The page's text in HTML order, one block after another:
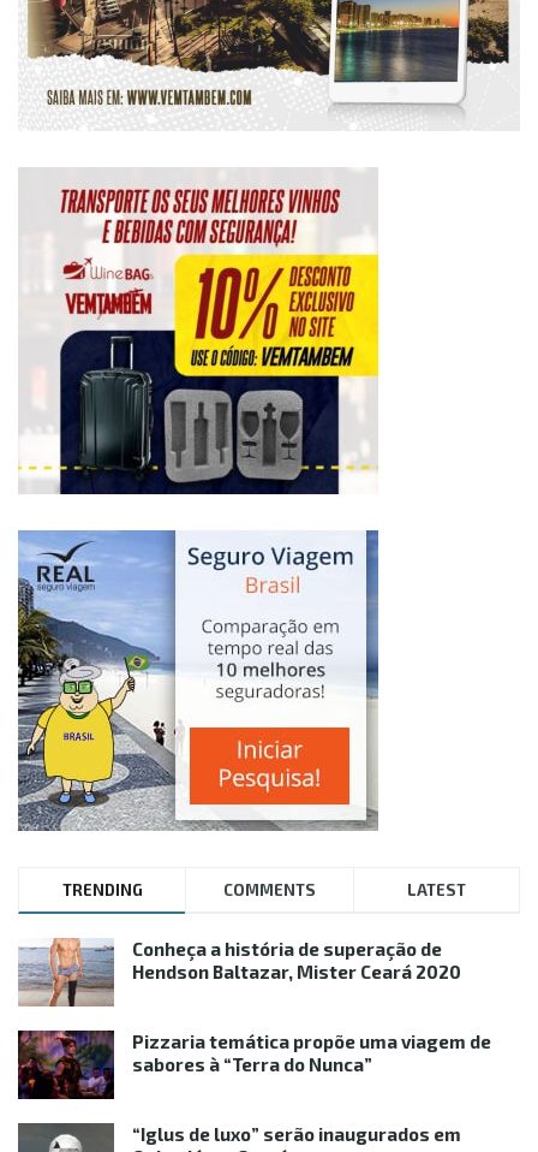
TRENDING COMMENTS LATEST
Conheça a história de superação de
Hendson Baltazar, Mister Ceará 2020
Pizzaria temática propõe uma viagem de
sabores à “Terra do Nunca”
“Iglus de luxo” serão inaugurados em